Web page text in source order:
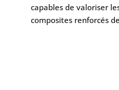
capables de valoriser
composites renforcés